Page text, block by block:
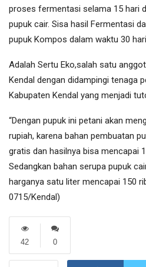
proses fermentasi selama 15 hari
pupuk cair. Sisa hasil Fermentasi
pupuk Kompos dalam waktu 30
Adalah Sertu Eko,salah satu
Kendal dengan didampingi tenaga
Kabupaten Kendal yang menjadi
“Dengan pupuk ini petani akan
rupiah, karena bahan pembuatan
gratis dan hasilnya bisa mencapai
Sedangkan bahan serupa pupuk
harganya satu liter mencapai 150
0715/Kendal)
0
42